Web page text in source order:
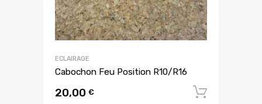
ECLAIRAGE
Cabochon Feu Position R10/R16
20,00 €